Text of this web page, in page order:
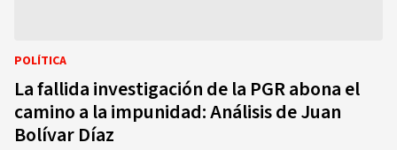
POLÍTICA
La fallida investigación de la PGR abona el
camino a la impunidad: Análisis de Juan
Bolívar Díaz